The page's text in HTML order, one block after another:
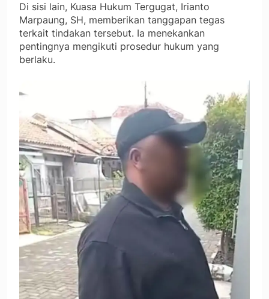
Di sisi lain, Kuasa Hukum Tergugat, Irianto
Marpaung, SH, memberikan tanggapan tegas
terkait tindakan tersebut. Ia menekankan
pentingnya mengikuti prosedur hukum yang
berlaku.